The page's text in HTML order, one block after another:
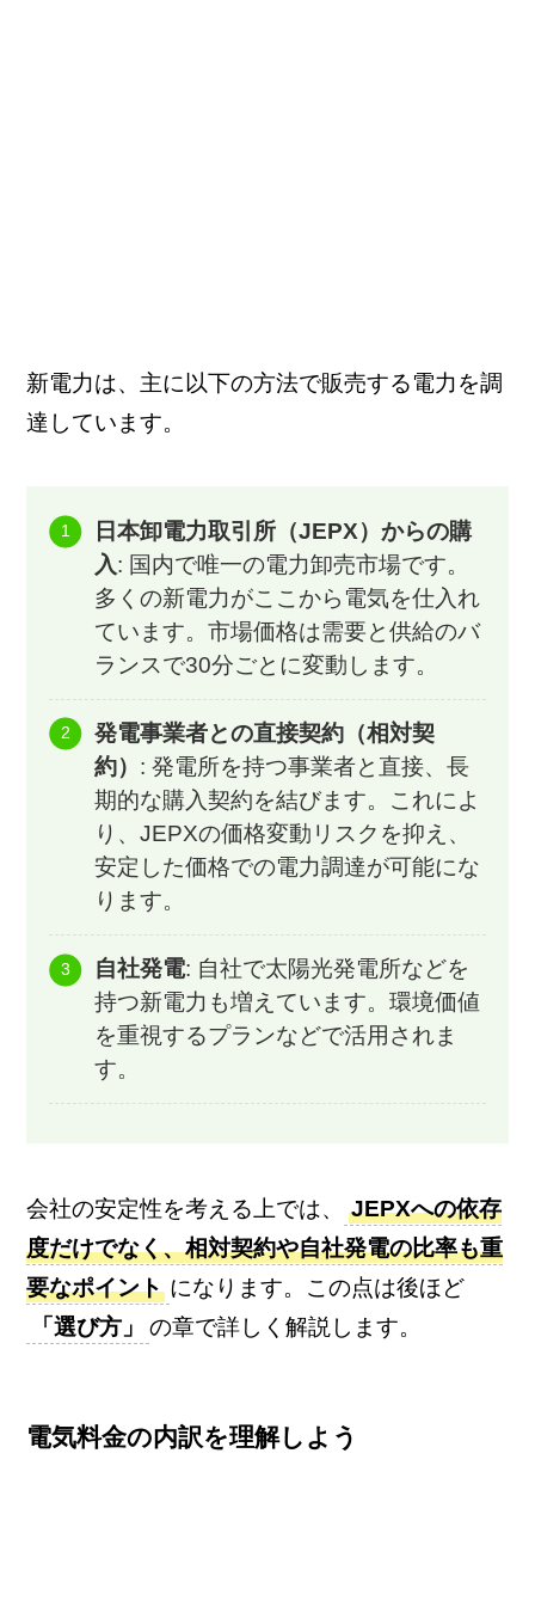
新電力は、主に以下の方法で販売する電力を調
達しています。
日本卸電力取引所（JEPX）からの購
入: 国内で唯一の電力卸売市場です。
多くの新電力がここから電気を仕入れ
ています。市場価格は需要と供給のバ
ランスで30分ごとに変動します。
発電事業者との直接契約（相対契
約） : 発電所を持つ事業者と直接、長
期的な購入契約を結びます。これによ
り、JEPXの価格変動リスクを抑え、
安定した価格での電力調達が可能にな
ります。
自社発電: 自社で太陽光発電所などを
持つ新電力も増えています。環境価値
を重視するプランなどで活用されま
す。
会社の安定性を考える上では、
JEPXへの依存
度だけでなく、相対契約や自社発電の比率も重
要なポイント になります。この点は後ほど
「選び方」
の章で詳しく解説します。
電気料金の内訳を理解しよう